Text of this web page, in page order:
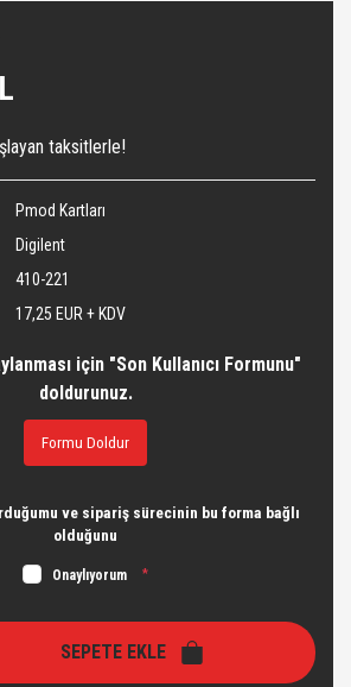
taksitlerle!
Pmod Kartları
Digilent
410-221
17,25 EUR + KDV
için "Son Kullanıcı Formunu"
doldurunuz.
Formu Doldur
ve sipariş sürecinin bu forma bağlı
olduğunu
Onaylıyorum *
SEPETE EKLE